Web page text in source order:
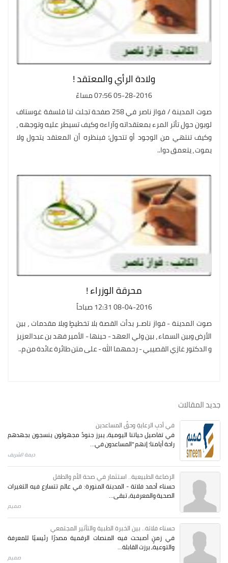
ولادة الرأي والمعتقد !
05-28-2016 07:56 مساءً
صوت المدينة / فواز ناصر في 258 صفحة تجلت لنا فلسفة غوستاف
لوبون حول تأثر المرء بمعتقداته وآراءه وكيف تسيطر عليه وتوجهه ،
وكيف تنتهي من الوجود أو تتحول؛ فبنظره أن المعتقد يتحول ولا
يموت ، يتعمق دوا..
محرقة الوزراء !
08-04-2016 12:31 صباحاً
صوت المدينة - فواز ناصـر بدأت القصة بلا تخطيطٍ وبلا مقدمات ، بين
الأرض وبين السماء ، بين ولي العهد - حينها - الأمير فهد بن عبدالعزيز
و الدكتور غازي القصيبي - رحمهما الله - على متن طائرة عائدة من م..
جديد المقالات
في أدبِ الرعايةِ وحقِّ المساعدين
في تفاصيل حياتنا اليومية، يبرز جنودٌ مجهولون ينسجون بجهدهم
راحة أيامنا؛ إنهم "المساعدون في...
ديمة الشريف
الرضاعة الطبيعية.. استثمار في صحة الأم والطفل
حسناء أحمد فلاتة - المدينة المنورة: في عالم تتسارع فيه التغيرات
الصحية والمعرفية، تبقى...
صميم
حسناء فلاتة.. بين الخبرة الطبية والتأثير المجتمعي
في زمنٍ أصبحت فيه المنصات الرقمية مصدرًا رئيسيًا للمعرفة
والتوعية، برزت القابلة...
صميم